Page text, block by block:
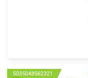
5035048562321